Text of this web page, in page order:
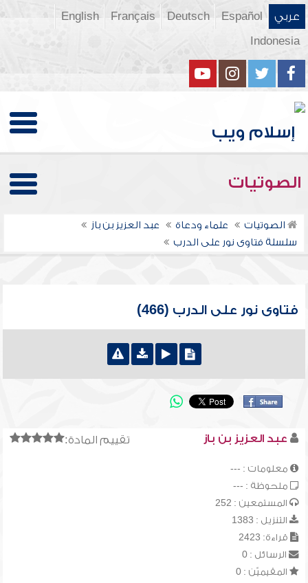
عربي Español
Deutsch
Français
English
Indonesia
الصوتيات
الصوتيات علماء ودعاة
عبد العزيز بن باز
سلسلة فتاوى نور على الدرب
فتاوى نور على الدرب (466)
تقييم المادة: عبد العزيز بن باز
معلومات : ---
ملحوظة : ---
المستمعين : 252
التنزيل : 1383
قراءة: 2423
الرسائل : 0
المقيميّن : 0